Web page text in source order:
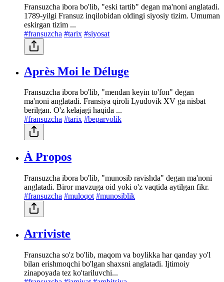
Fransuzcha ibora bo'lib, "eski tartib" degan ma'noni anglatadi.
1789-yilgi Fransuz inqilobidan oldingi siyosiy tizim. Umuman
eskirgan tizim ...
#fransuzcha #tarix #siyosat
Après Moi le Déluge
Fransuzcha ibora bo'lib, "mendan keyin to'fon" degan
ma'noni anglatadi. Fransiya qiroli Lyudovik XV ga nisbat
berilgan. O'z kelajagi haqida ...
#fransuzcha #tarix #beparvolik
À Propos
Fransuzcha ibora bo'lib, "munosib ravishda" degan ma'noni
anglatadi. Biror mavzuga oid yoki o'z vaqtida aytilgan fikr.
#fransuzcha #muloqot #munosiblik
Arriviste
Fransuzcha so'z bo'lib, maqom va boylikka har qanday yo'l
bilan erishmoqchi bo'lgan shaxsni anglatadi. Ijtimoiy
zinapoyada tez ko'tariluvchi...